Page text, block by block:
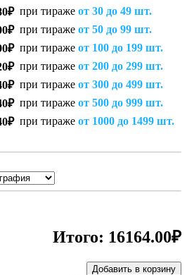
при тираже от 30 до 49 шт.
при тираже от 50 до 99 шт.
при тираже от 100 до 199 шт.
при тираже от 200 до 299 шт.
при тираже от 300 до 499 шт.
при тираже от 500 до 999 шт.
при тираже от 1000 до 1499 шт.
Итого: 16164.00₽
Добавить в корзину